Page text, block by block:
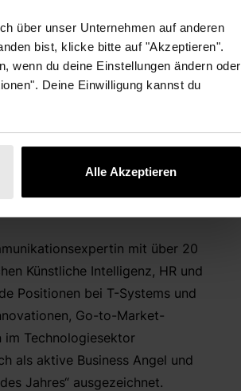
über unser Unternehmen auf anderen
bist, klicke bitte auf "Akzeptieren".
wenn du deine Einstellungen ändern oder
Deine Einwilligung kannst du
Alle Akzeptieren
– sondern ermöglichen sie.
mit über 20
Künstliche Intelligenz, HR und
Positionen bei T-Systems und
Go-to-Market-
im Technologiesektor
als aktive Business Angel und
Jahres“ ausgezeichnet.